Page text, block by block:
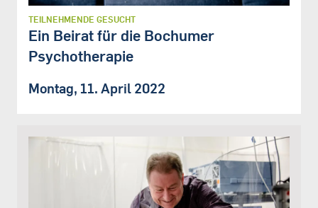
TEILNEHMENDE GESUCHT
Ein Beirat für die Bochumer
Psychotherapie
Montag, 11. April 2022